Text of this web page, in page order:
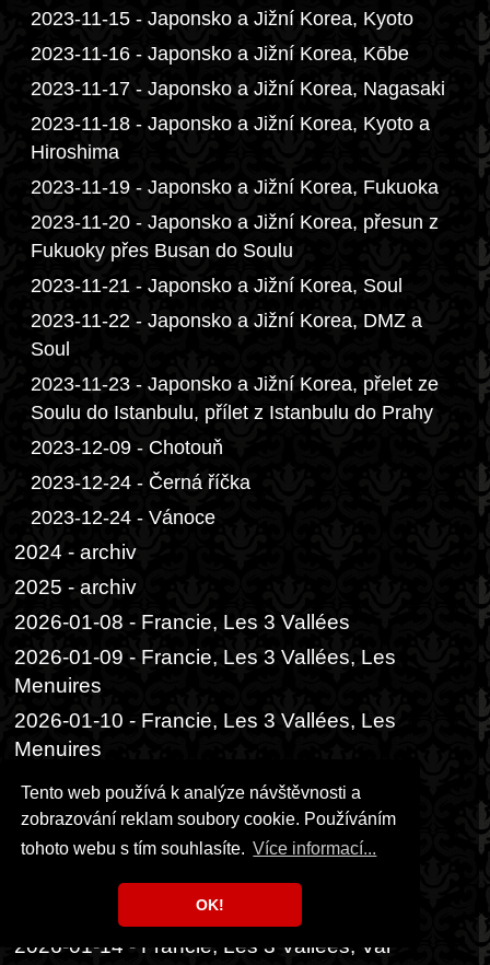
Tento web používá k analýze návštěvnosti a
zobrazování reklam soubory cookie. Používáním
tohoto webu s tím souhlasíte. Více informací...
OK!
2023-11-15 - Japonsko a Jižní Korea, Kyoto
2023-11-16 - Japonsko a Jižní Korea, Kōbe
2023-11-17 - Japonsko a Jižní Korea, Nagasaki
2023-11-18 - Japonsko a Jižní Korea, Kyoto a
Hiroshima
2023-11-19 - Japonsko a Jižní Korea, Fukuoka
2023-11-20 - Japonsko a Jižní Korea, přesun z
Fukuoky přes Busan do Soulu
2023-11-21 - Japonsko a Jižní Korea, Soul
2023-11-22 - Japonsko a Jižní Korea, DMZ a
Soul
2023-11-23 - Japonsko a Jižní Korea, přelet ze
Soulu do Istanbulu, přílet z Istanbulu do Prahy
2023-12-09 - Chotouň
2023-12-24 - Černá říčka
2023-12-24 - Vánoce
2024 - archiv
2025 - archiv
2026-01-08 - Francie, Les 3 Vallées
2026-01-09 - Francie, Les 3 Vallées, Les
Menuires
2026-01-10 - Francie, Les 3 Vallées, Les
Menuires
2026-01-11 - Francie, Les 3 Vallées
2026-01-12 - Francie, Les 3 Vallées,
Courchevel
2026-01-13 - Francie, Les 3 Vallées,
2026-01-14 - Francie, Les 3 Vallées, Val